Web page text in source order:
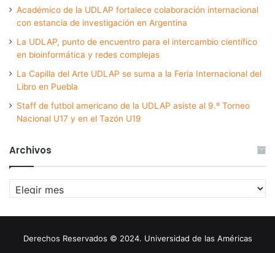
Académico de la UDLAP fortalece colaboración internacional
con estancia de investigación en Argentina
La UDLAP, punto de encuentro para el intercambio científico
en bioinformática y redes complejas
La Capilla del Arte UDLAP se suma a la Feria Internacional del
Libro en Puebla
Staff de futbol americano de la UDLAP asiste al 9.º Torneo
Nacional U17 y en el Tazón U19
Archivos
Archivos
Derechos Reservados © 2024. Universidad de las Américas